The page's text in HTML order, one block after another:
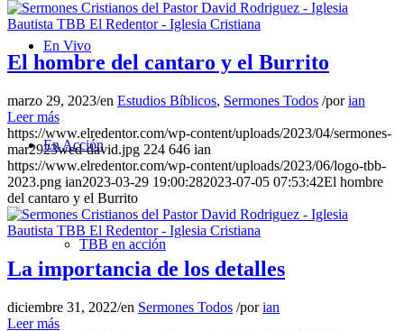
En Vivo
En Acción
TBB en acción
El hombre del cantaro y el Burrito
marzo 29, 2023/en Estudios Bíblicos, Sermones Todos /porian
Leer más
https://www.elredentor.com/wp-content/uploads/2023/04/sermones-
mar2923wed-david.jpg 224 646 ian
https://www.elredentor.com/wp-content/uploads/2023/06/logo-tbb-
2023.png ian2023-03-29 19:00:282023-07-05 07:53:42El hombre
del cantaro y el Burrito
La importancia de los detalles
diciembre 31, 2022/en Sermones Todos /porian
Leer más